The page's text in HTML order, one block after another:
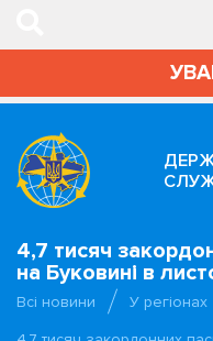
4,7 тисяч
на Буковині в
Всі новини
У регіонах